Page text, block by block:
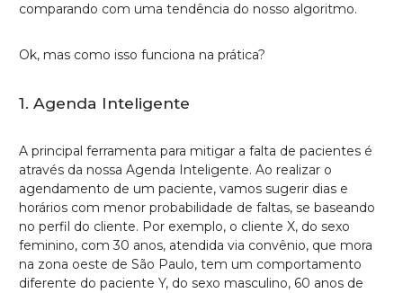
comparando com uma tendência do nosso algoritmo.
Ok, mas como isso funciona na prática?
1. Agenda Inteligente
A principal ferramenta para mitigar a falta de pacientes é
através da nossa Agenda Inteligente. Ao realizar o
agendamento de um paciente, vamos sugerir dias e
horários com menor probabilidade de faltas, se baseando
no perfil do cliente. Por exemplo, o cliente X, do sexo
feminino, com 30 anos, atendida via convênio, que mora
na zona oeste de São Paulo, tem um comportamento
diferente do paciente Y, do sexo masculino, 60 anos de